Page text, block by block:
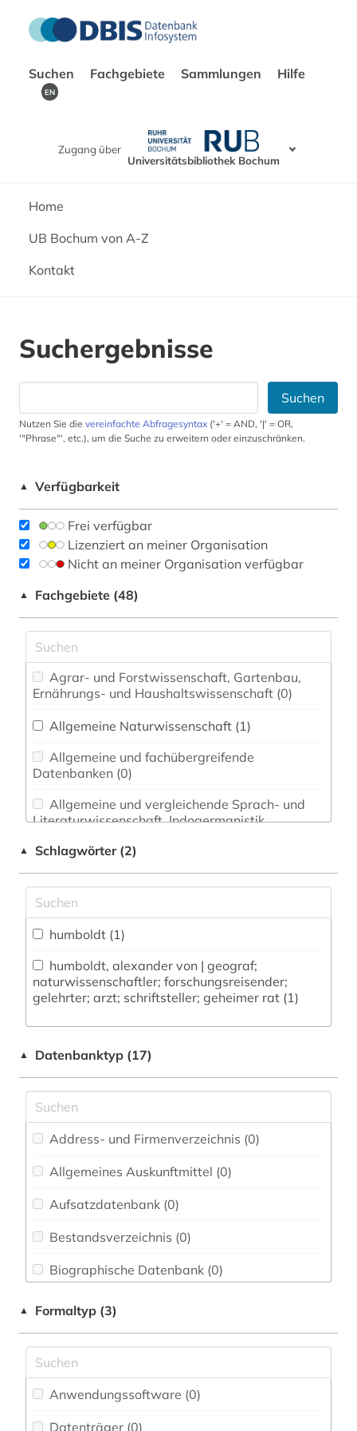
Suchen Fachgebiete Sammlungen Hilfe
EN
Zugang über
Universitätsbibliothek Bochum
Home
UB Bochum von A-Z
Kontakt
Suchergebnisse
Suchen
Nutzen Sie die vereinfachte Abfragesyntax ('+' = AND, '|' = OR,
'"Phrase"', etc.), um die Suche zu erweitern oder einzuschränken.
▲ Verfügbarkeit
Frei verfügbar
Lizenziert an meiner Organisation
Nicht an meiner Organisation verfügbar
▲ Fachgebiete (48)
Ernährungs- und Haushaltswissenschaft (0)
Allgemeine Naturwissenschaft (1)
Datenbanken (0)
Literaturwissenschaft. Indogermanistik.
Anglistik. Amerikanistik (0)
Biologie, Biotechnologie (1)
Informationswissenschaft (0)
Elektrotechnik, Elektronik, Nachrichtentechnik
(0)
Energietechnik (0)
Ethnologie (1)
Gender Studies (0)
Geographie (1)
Germanistik. Niederlandistik. Skandinavistik
(0)
▲ Schlagwörter (2)
humboldt (1)
naturwissenschaftler; forschungsreisender;
gelehrter; arzt; schriftsteller; geheimer rat (1)
▲ Datenbanktyp (17)
Address- und Firmenverzeichnis (0)
Allgemeines Auskunftmittel (0)
Aufsatzdatenbank (0)
Bestandsverzeichnis (0)
Biographische Datenbank (0)
Disziplinäre Forschungsdatenrepositorien (0)
Fachbibliographie (0)
▲ Formaltyp (3)
Anwendungssoftware (0)
Datenträger (0)